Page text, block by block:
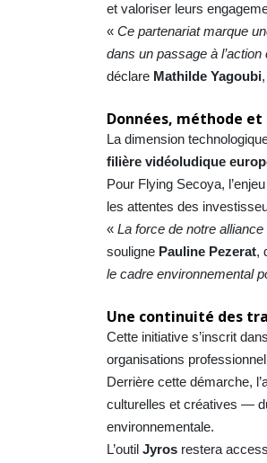
et valoriser leurs
«Ce partenariat marque
dans un passage à
déclare Mathilde Yagoubi
Données, méthode
La dimension
filière vidéoludique
Pour Flying Secoya,
les attentes des
«La force de notre
souligne Pauline Pezerat,
le cadre environnemental
Une continuité des
Cette initiative s’inscrit
organisations
Derrière cette démarche,
culturelles et créatives —
environnementale.
L’outilJyros restera